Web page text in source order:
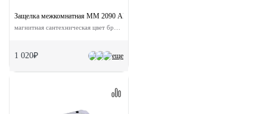
еще
Защелка межкомнатная MM 2090 AB с ответной планкой
1 020₽